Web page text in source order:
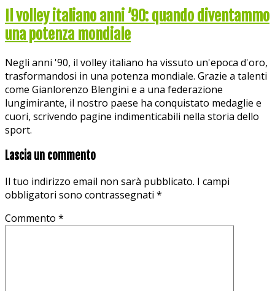
Il volley italiano anni ’90: quando diventammo
una potenza mondiale
Negli anni '90, il volley italiano ha vissuto un'epoca d'oro,
trasformandosi in una potenza mondiale. Grazie a talenti
come Gianlorenzo Blengini e a una federazione
lungimirante, il nostro paese ha conquistato medaglie e
cuori, scrivendo pagine indimenticabili nella storia dello
sport.
Lascia un commento
Il tuo indirizzo email non sarà pubblicato. I campi
obbligatori sono contrassegnati *
Commento *